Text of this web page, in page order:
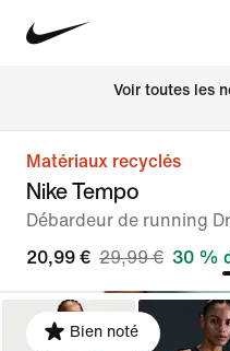
Voir toutes les
Matériaux recyclés
Nike Tempo
Débardeur de running
20,99 € 29,99 € 30 %
Bien noté